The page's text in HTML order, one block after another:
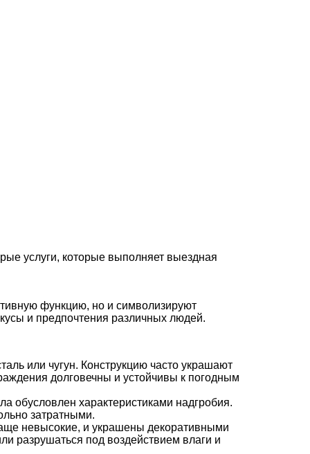
услуги, которые выполняет выездная
функцию, но и символизируют
и предпочтения различных людей.
или чугун. Конструкцию часто украшают
долговечны и устойчивы к погодным
обусловлен характеристиками надгробия.
затратными.
невысокие, и украшены декоративными
разрушаться под воздействием влаги и